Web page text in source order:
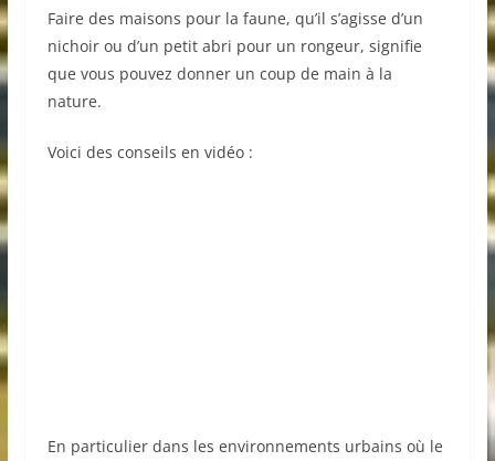
Faire des maisons pour la faune, qu’il s’agisse d’un
nichoir ou d’un petit abri pour un rongeur, signifie
que vous pouvez donner un coup de main à la
nature.
Voici des conseils en vidéo :
En particulier dans les environnements urbains où le